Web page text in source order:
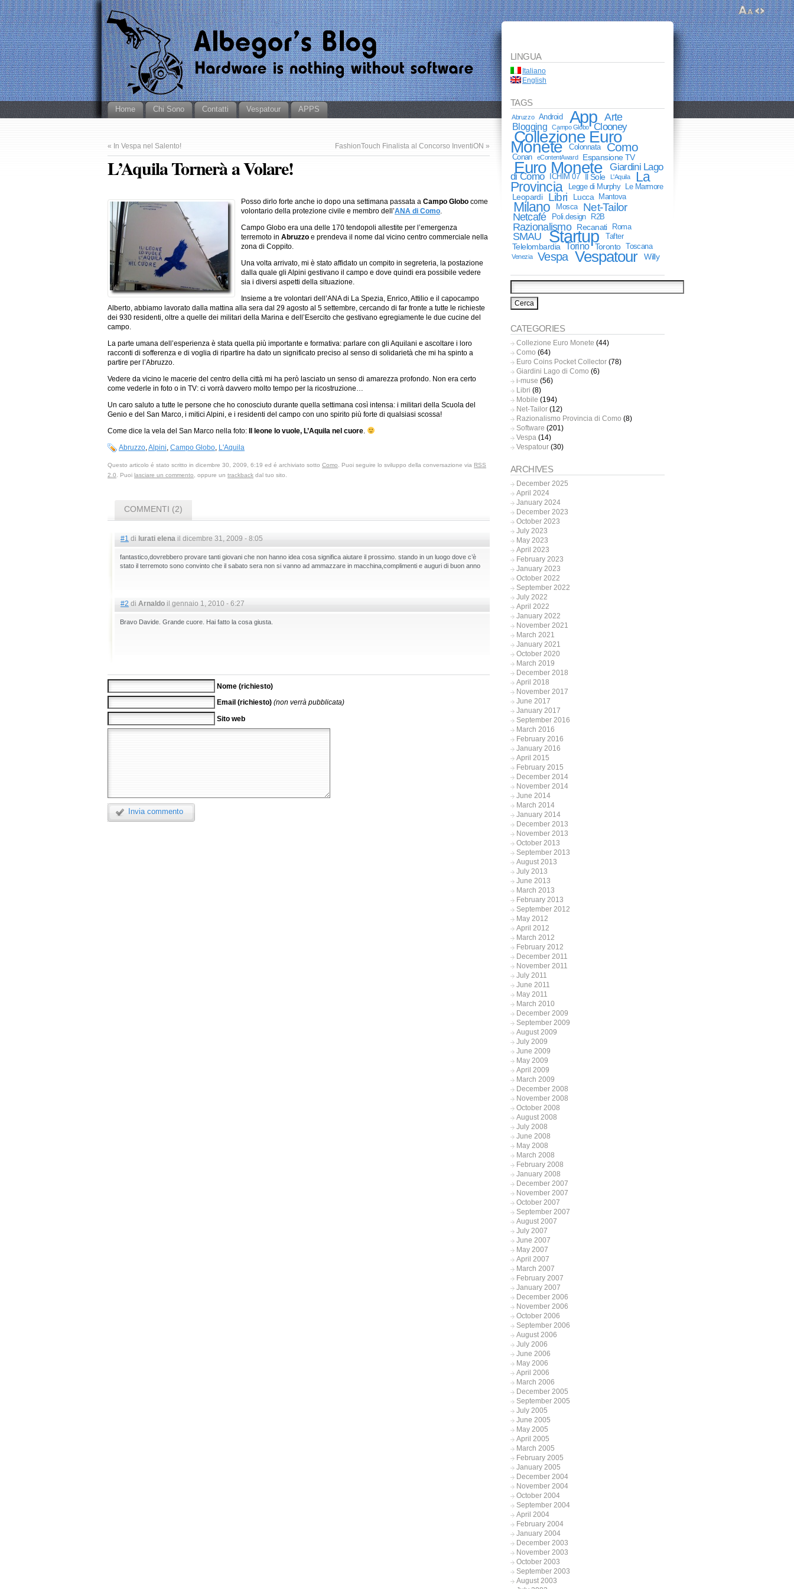
Home Chi Sono Contatti Vespatour APPS
« In Vespa nel Salento! FashionTouch Finalista al Concorso InventiON »
L’Aquila Tornerà a Volare!
Posso dirlo forte anche io dopo una settimana passata a Campo Globo come
volontario della protezione civile e membro dell’ANA di Como.
Campo Globo era una delle 170 tendopoli allestite per l’emergenza
terremoto in Abruzzo e prendeva il nome dal vicino centro commerciale nella
zona di Coppito.
Una volta arrivato, mi è stato affidato un compito in segreteria, la postazione
dalla quale gli Alpini gestivano il campo e dove quindi era possibile vedere
sia i diversi aspetti della situazione.
Insieme a tre volontari dell’ANA di La Spezia, Enrico, Attilio e il capocampo
Alberto, abbiamo lavorato dalla mattina alla sera dal 29 agosto al 5 settembre, cercando di far fronte a tutte le richieste
dei 930 residenti, oltre a quelle dei militari della Marina e dell’Esercito che gestivano egregiamente le due cucine del
campo.
La parte umana dell’esperienza è stata quella più importante e formativa: parlare con gli Aquilani e ascoltare i loro
racconti di sofferenza e di voglia di ripartire ha dato un significato preciso al senso di solidarietà che mi ha spinto a
partire per l’Abruzzo.
Vedere da vicino le macerie del centro della città mi ha però lasciato un senso di amarezza profondo. Non era certo
come vederle in foto o in TV: ci vorrà davvero molto tempo per la ricostruzione…
Un caro saluto a tutte le persone che ho conosciuto durante quella settimana così intensa: i militari della Scuola del
Genio e del San Marco, i mitici Alpini, e i residenti del campo con uno spirito più forte di qualsiasi scossa!
Come dice la vela del San Marco nella foto:
Il leone lo vuole, L’Aquila nel cuore.
Abruzzo,Alpini, Campo Globo, L'Aquila
Questo articolo é stato scritto in dicembre 30, 2009, 6:19 ed é archiviato sotto Como . Puoi seguire lo sviluppo della conversazione via RSS
2.0 . Puoi lasciare un commento , oppure un trackback dal tuo sito.
COMMENTI (2)
#1 di lurati elena il dicembre 31, 2009 - 8:05
fantastico,dovrebbero provare tanti giovani che non hanno idea cosa significa aiutare il prossimo. stando in un luogo dove c’è
stato il terremoto sono convinto che il sabato sera non si vanno ad ammazzare in macchina,complimenti e auguri di buon anno
#2 di Arnaldo il gennaio 1, 2010 - 6:27
Bravo Davide. Grande cuore. Hai fatto la cosa giusta.
Nome (richiesto)
Email (richiesto) (non verrà pubblicata)
Sito web
Invia commento
LINGUA
Italiano
English
TAGS
Abruzzo Android App Arte
Blogging Campo Globo Clooney
Collezione Euro
Monete Colonnata Como
Conan eContentAward Espansione TV
Euro Monete
Giardini Lago
di Como
ICHIM 07 Il Sole L'Aquila La
Provincia Legge di Murphy Le Marmore
Leopardi Libri Lucca Mantova
Milano Mosca Net-Tailor
Netcafé Poli.design R2B
Razionalismo Recanati Roma
SMAU Startup Tafter
Telelombardia Torino Toronto Toscana
Venezia Vespa Vespatour Willy
CATEGORIES
Collezione Euro Monete (44)
Como (64)
Euro Coins Pocket Collector(78)
Giardini Lago di Como (6)
i-muse (56)
Libri (8)
Mobile (194)
Net-Tailor(12)
Razionalismo Provincia di Como (8)
Software (201)
Vespa(14)
Vespatour(30)
ARCHIVES
December 2025
April 2024
January 2024
December 2023
October 2023
July 2023
May 2023
April 2023
February 2023
January 2023
October 2022
September 2022
July 2022
April 2022
January 2022
November 2021
March 2021
January 2021
October 2020
March 2019
December 2018
April 2018
November 2017
June 2017
January 2017
September 2016
March 2016
February 2016
January 2016
April 2015
February 2015
December 2014
November 2014
June 2014
March 2014
January 2014
December 2013
November 2013
October 2013
September 2013
August 2013
July 2013
June 2013
March 2013
February 2013
September 2012
May 2012
April 2012
March 2012
February 2012
December 2011
November 2011
July 2011
June 2011
May 2011
March 2010
December 2009
September 2009
August 2009
July 2009
June 2009
May 2009
April 2009
March 2009
December 2008
November 2008
October 2008
August 2008
July 2008
June 2008
May 2008
March 2008
February 2008
January 2008
December 2007
November 2007
October 2007
September 2007
August 2007
July 2007
June 2007
May 2007
April 2007
March 2007
February 2007
January 2007
December 2006
November 2006
October 2006
September 2006
August 2006
July 2006
June 2006
May 2006
April 2006
March 2006
December 2005
September 2005
July 2005
June 2005
May 2005
April 2005
March 2005
February 2005
January 2005
December 2004
November 2004
October 2004
September 2004
April 2004
February 2004
January 2004
December 2003
November 2003
October 2003
September 2003
August 2003